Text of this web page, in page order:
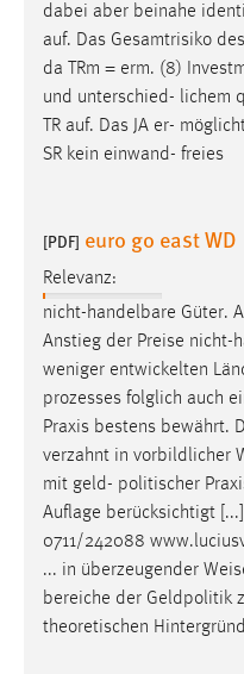
dabei aber beinahe
auf. Das Gesamtrisiko
da TRm = erm. (8)
und unterschied- lichem q
TR auf. Das JA er-
SR kein einwand- freies
[PDF] euro go east WD
Relevanz:
nicht-handelbare Güter.
Anstieg der Preise nicht-
weniger entwickelten
prozesses folglich auch
Praxis bestens bewährt.
verzahnt in vorbildlicher
mit geld- politischer
Auflage berücksichtigt
0711/242088
... in überzeugender
bereiche der Geldpolitik
theoretischen